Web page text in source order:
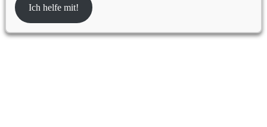
Ich helfe mit!